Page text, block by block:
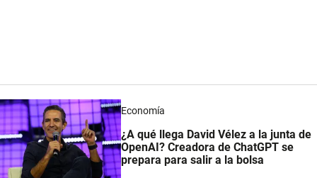
Economía
¿A qué llega David Vélez a la junta de
OpenAI? Creadora de ChatGPT se
prepara para salir a la bolsa